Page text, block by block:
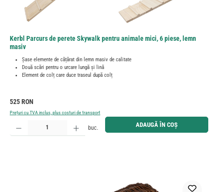
Kerbl Parcurs de perete Skywalk pentru animale mici, 6 piese, lemn
masiv
Șase elemente de cățărat din lemn masiv de calitate
Două scări pentru o urcare lungă și lină
Element de colț care duce traseul după colț
Preț obișnuit:
525 RON
Prețuri cu TVA inclus, plus costuri de transport
Cantitate produs: Introduceți cantitatea dorită sau utilizați butoanele pentru a mări sau micșora
buc. ADAUGĂ ÎN COȘ